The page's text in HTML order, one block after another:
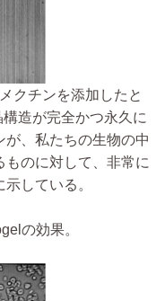
クチンを添加したと
造が完全かつ永久に
、私たちの生物の中
のに対して、非常に
している。
の効果。